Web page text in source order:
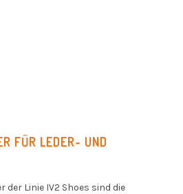
FŰR LEDER- UND
der Linie IV2 Shoes sind die